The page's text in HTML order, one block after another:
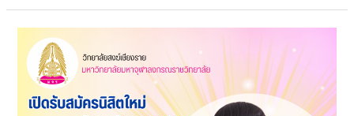
เชียงราย
เปิด
รับ
สมัคร
นิสิต
ใหม่